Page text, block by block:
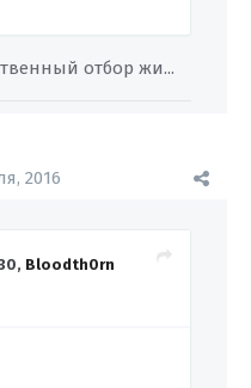
отбор жи...
2016
Bloodth0rn